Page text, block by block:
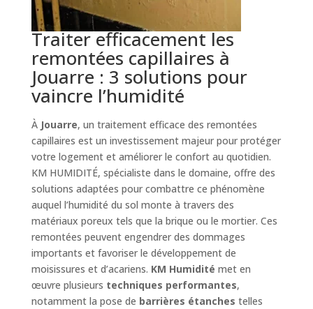
Traiter efficacement les
remontées capillaires à
Jouarre : 3 solutions pour
vaincre l’humidité
ÀJouarre, un traitement efficace des remontées
capillaires est un investissement majeur pour protéger
votre logement et améliorer le confort au quotidien.
KM HUMIDITÉ, spécialiste dans le domaine, offre des
solutions adaptées pour combattre ce phénomène
auquel l’humidité du sol monte à travers des
matériaux poreux tels que la brique ou le mortier. Ces
remontées peuvent engendrer des dommages
importants et favoriser le développement de
moisissures et d’acariens. KM Humidité met en
œuvre plusieurs techniques performantes,
notamment la pose de barrières étanches telles